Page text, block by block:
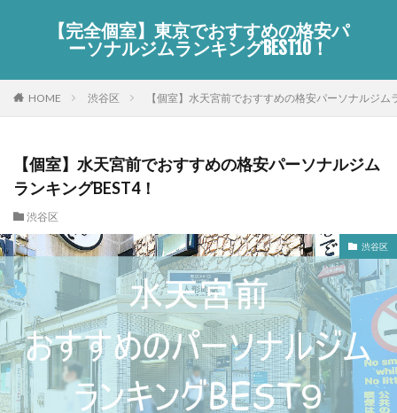
【完全個室】東京でおすすめの格安パ
ーソナルジムランキングBEST10！
HOME 渋谷区 【個室】水天宮前でおすすめの格安パーソナルジム
【個室】水天宮前でおすすめの格安パーソナルジム
ランキングBEST4！
渋谷区
渋谷区